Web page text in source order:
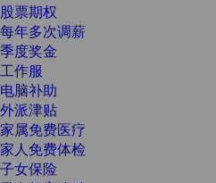
股票期权
每年多次调薪
季度奖金
工作服
电脑补助
外派津贴
家属免费医疗
家人免费体检
子女保险